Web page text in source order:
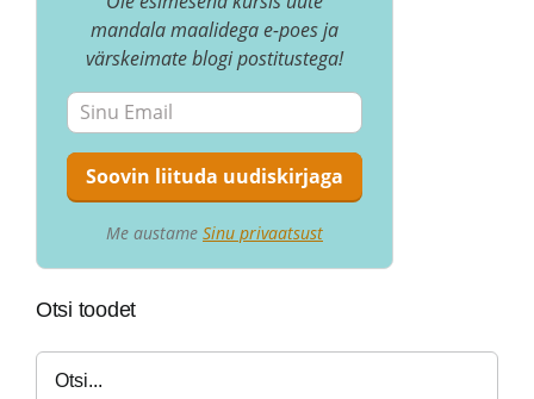
mandala maalidega e-poes ja
värskeimate blogi postitustega!
Me austame Sinu privaatsust
Otsi toodet